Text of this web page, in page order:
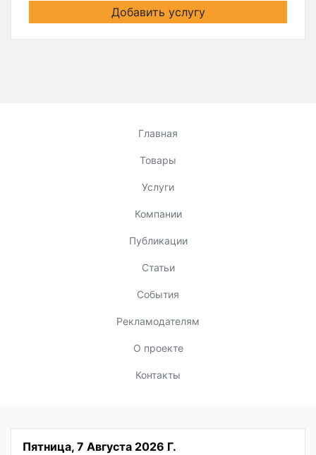
Добавить услугу
Главная
Товары
Услуги
Компании
Публикации
Статьи
События
Рекламодателям
О проекте
Контакты
Пятница, 7 Августа 2026 Г.